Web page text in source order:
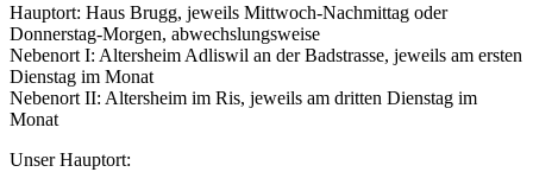
Hauptort: Haus Brugg, jeweils Mittwoch-Nachmittag oder
Donnerstag-Morgen, abwechslungsweise
Nebenort I: Altersheim Adliswil an der Badstrasse, jeweils am ersten
Dienstag im Monat
Nebenort II: Altersheim im Ris, jeweils am dritten Dienstag im
Monat
Unser Hauptort: